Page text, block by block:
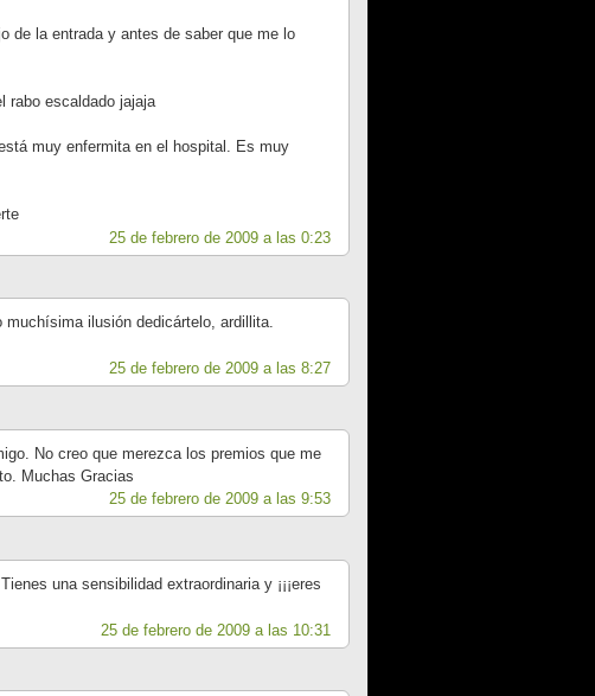
de la entrada y antes de saber que me lo
rabo escaldado jajaja
muy enfermita en el hospital. Es muy
25 de febrero de 2009 a las 0:23
ilusión dedicártelo, ardillita.
25 de febrero de 2009 a las 8:27
No creo que merezca los premios que me
Muchas Gracias
25 de febrero de 2009 a las 9:53
una sensibilidad extraordinaria y ¡¡¡eres
25 de febrero de 2009 a las 10:31